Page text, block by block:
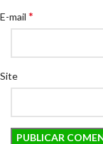
E-mail *
Site